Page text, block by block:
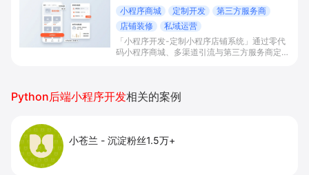
小程序商城 定制开发
第三方服务商
店铺装修
私域运营
「小程序开发-定制小程序店铺系统」通过零代
码小程序商城、多渠道引流与第三方服务商定制
增长。
Python后端小程序开发相关的案例
小苍兰 - 沉淀粉丝1.5万+